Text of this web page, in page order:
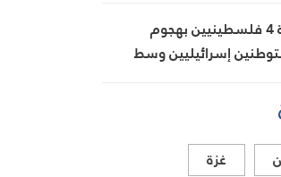
إصابة 4 فلسطينيين بهجوم
إسرائيليين وسط
غزة